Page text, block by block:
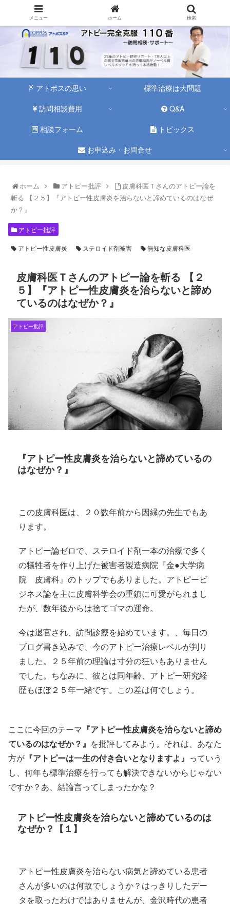
アトポスの思い
標準治療は大問題
訪問相談費用
Q&A
相談フォーム
トピックス
お申込み・お問合せ
ホーム アトピー批評
皮膚科医Ｔさんのアトピー論を
斬る 【２５】『アトピー性皮膚炎を治らないと諦めているのはなぜ
か？』
アトピー批評
アトピー性皮膚炎 ステロイド剤被害 無知な皮膚科医
皮膚科医Ｔさんのアトピー論を斬る 【２
５】『アトピー性皮膚炎を治らないと諦め
ているのはなぜか？』
アトピー批評
『アトピー性皮膚炎を治らないと諦めているの
はなぜか？』
この皮膚科医は、２０数年前から因縁の先生でもあ
ります。
アトピー論ゼロで、ステロイド剤一本の治療で多く
の犠牲者を作り上げた被害者製造病院『金●大学病
院 皮膚科』のトップでもありました。アトピービ
ジネス論を主に皮膚科学会の重鎮に可愛がられまし
たが、数年後からは捨てゴマの運命。
今は退官され、訪問診療を始めています。、毎日の
ブログ書き込みで、今のアトピー治療レベルが判り
ました。２５年前の理論は寸分の狂いもありません
でした。ちなみに、彼とは同年齢、アトピー研究経
歴もほぼ２５年一緒です。この差は何でしょう。
ここに今回のテーマ 『アトピー性皮膚炎を治らないと諦め
ているのはなぜか？』 を批評してみよう。それは、あなた
方が 『アトピーは一生の付き合いとなりますよ』 っていう
し、何年も標準治療を行っても解決できないからじゃない
ですか？あ、結論言ってしまったかな？
アトピー性皮膚炎を治らないと諦めているのは
なぜか？【１】
アトピー性皮膚炎を治らない病気と諦めている患者
さんが多いのは何故でしょうか？はっきりしたデー
タを取ったわけではありませんが、金沢時代の患者
メニュー ホーム 検索